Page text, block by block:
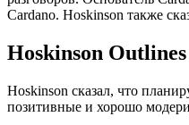
Cardano. Hoskinson также
Hoskinson
Hoskinson сказал, что
позитивные и хорошо